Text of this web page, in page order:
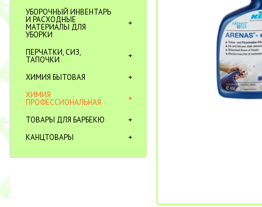
УБОРОЧНЫЙ ИНВЕНТАРЬ
И РАСХОДНЫЕ
МАТЕРИАЛЫ ДЛЯ
УБОРКИ
ПЕРЧАТКИ, СИЗ,
ТАПОЧКИ
ХИМИЯ БЫТОВАЯ
ХИМИЯ
ПРОФЕССИОНАЛЬНАЯ
ТОВАРЫ ДЛЯ БАРБЕКЮ
КАНЦТОВАРЫ